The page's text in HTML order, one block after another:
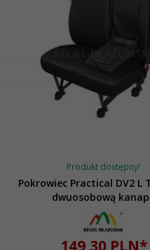
Produkt dostępny!
Pokrowiec Practical DV2 L
dwuosobową
149, 30 PLN*